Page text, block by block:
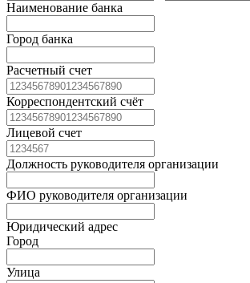
Наименование банка
Город банка
Расчетный счет
Корреспондентский счёт
Лицевой счет
Должность руководителя организации
ФИО руководителя организации
Юридический адрес
Город
Улица